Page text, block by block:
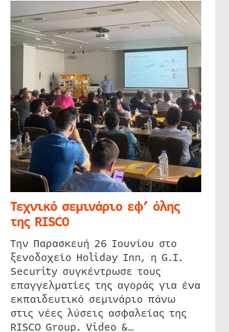
Τεχνικό σεμινάριο εφ’ όλης
της RISCO
Την Παρασκευή 26 Ιουνίου στο
ξενοδοχείο Holiday Inn, η G.I.
Security συγκέντρωσε τους
επαγγελματίες της αγοράς για ένα
εκπαιδευτικό σεμινάριο πάνω
στις νέες λύσεις ασφαλείας της
RISCO Group. Video &…